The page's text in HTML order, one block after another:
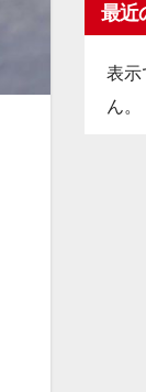
最近
表示
ん。